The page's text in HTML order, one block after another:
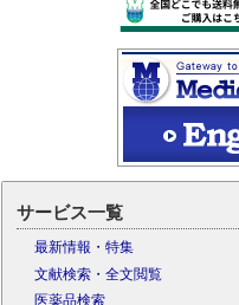
サービス一覧
最新情報・特集
文献検索・全文閲覧
医薬品検索